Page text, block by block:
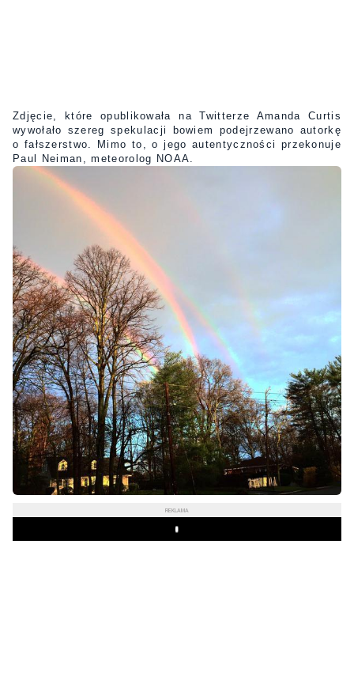
Zdjęcie, które opublikowała na Twitterze Amanda Curtis
wywołało szereg spekulacji bowiem podejrzewano autorkę
o fałszerstwo. Mimo to, o jego autentyczności przekonuje
Paul Neiman, meteorolog NOAA.
REKLAMA
Play